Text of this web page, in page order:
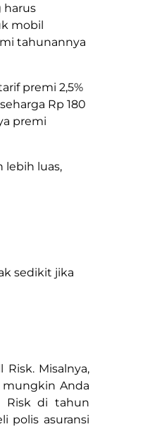
harus
mobil
tahunannya
premi 2,5%
Rp 180
premi
lebih luas,
sedikit jika
Misalnya,
mungkin Anda
Risk di tahun
polis asuransi